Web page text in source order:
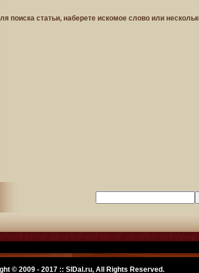
поиска статьи, наберете искомое слово или
© 2009 - 2017 :: SlDal.ru, All Rights Reserved.